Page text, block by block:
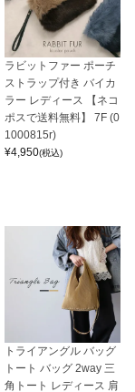
ラビットファー ポーチ
ストラップ付き バイカ
ラー レディース 【ネコ
ポスで送料無料】 7F (0
1000815r)
¥4,950(税込)
トライアングル バッグ
トート バッグ 2way 三
角トート レディース 肩